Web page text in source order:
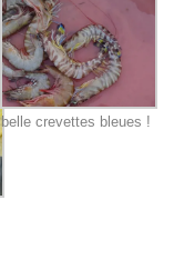
belle crevettes bleues !